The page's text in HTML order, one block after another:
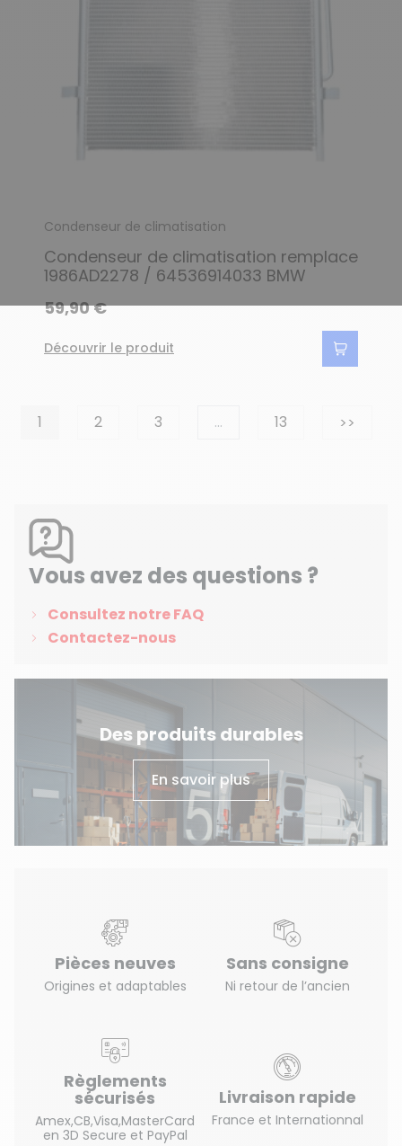
Vous avez des questions ?
Consultez notre FAQ
Contactez-nous
Des produits durables
En savoir plus
Condenseur de climatisation
Condenseur de climatisation remplace
1986AD2278 / 64536914033 BMW
59,90 €
Découvrir le produit
1 2 3 … 13 >>
Pièces neuves
Origines et adaptables
Sans consigne
Ni retour de l’ancien
Règlements
sécurisés
Amex,CB,Visa,MasterCard
en 3D Secure et PayPal
Livraison rapide
France et Internationnal